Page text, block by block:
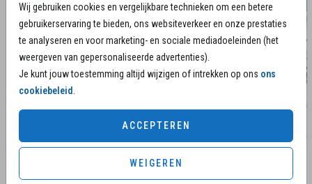
Wij gebruiken cookies en vergelijkbare technieken om een betere
gebruikerservaring te bieden, ons websiteverkeer en onze prestaties
te analyseren en voor marketing- en sociale mediadoeleinden (het
weergeven van gepersonaliseerde advertenties).
Je kunt jouw toestemming altijd wijzigen of intrekken op ons ons
cookiebeleid
ACCEPTEREN
WEIGEREN
dancontactop, we zetten graag een doorvertaling
van jullie kaart klaar in je eigen collectie.